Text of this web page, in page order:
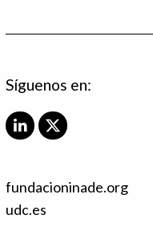
Síguenos en:
L
e
d
X
t
fundacioninade.org
udc.es